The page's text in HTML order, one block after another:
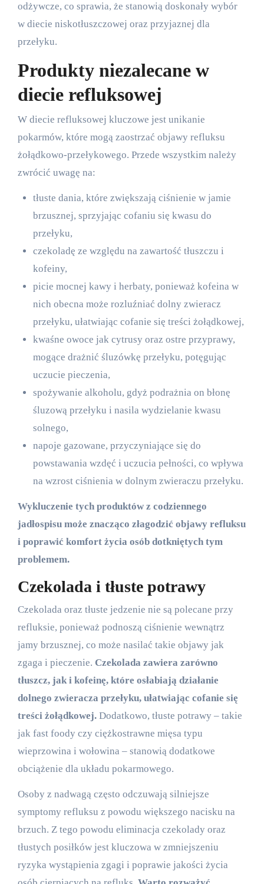
odżywcze, co sprawia, że stanowią doskonały wybór
w diecie niskotłuszczowej oraz przyjaznej dla
przełyku.
Produkty niezalecane w
diecie refluksowej
W diecie refluksowej kluczowe jest unikanie
pokarmów, które mogą zaostrzać objawy refluksu
żołądkowo-przełykowego. Przede wszystkim należy
zwrócić uwagę na:
tłuste dania, które zwiększają ciśnienie w jamie
brzusznej, sprzyjając cofaniu się kwasu do
przełyku,
czekoladę ze względu na zawartość tłuszczu i
kofeiny,
picie mocnej kawy i herbaty, ponieważ kofeina w
nich obecna może rozluźniać dolny zwieracz
przełyku, ułatwiając cofanie się treści żołądkowej,
kwaśne owoce jak cytrusy oraz ostre przyprawy,
mogące drażnić śluzówkę przełyku, potęgując
uczucie pieczenia,
spożywanie alkoholu, gdyż podrażnia on błonę
śluzową przełyku i nasila wydzielanie kwasu
solnego,
napoje gazowane, przyczyniające się do
powstawania wzdęć i uczucia pełności, co wpływa
na wzrost ciśnienia w dolnym zwieraczu przełyku.
Wykluczenie tych produktów z codziennego
jadłospisu może znacząco złagodzić objawy refluksu
i poprawić komfort życia osób dotkniętych tym
problemem.
Czekolada i tłuste potrawy
Czekolada oraz tłuste jedzenie nie są polecane przy
refluksie, ponieważ podnoszą ciśnienie wewnątrz
jamy brzusznej, co może nasilać takie objawy jak
zgaga i pieczenie. Czekolada zawiera zarówno
tłuszcz, jak i kofeinę, które osłabiają działanie
dolnego zwieracza przełyku, ułatwiając cofanie się
treści żołądkowej.Dodatkowo, tłuste potrawy – takie
jak fast foody czy ciężkostrawne mięsa typu
wieprzowina i wołowina – stanowią dodatkowe
obciążenie dla układu pokarmowego.
Osoby z nadwagą często odczuwają silniejsze
symptomy refluksu z powodu większego nacisku na
brzuch. Z tego powodu eliminacja czekolady oraz
tłustych posiłków jest kluczowa w zmniejszeniu
ryzyka wystąpienia zgagi i poprawie jakości życia